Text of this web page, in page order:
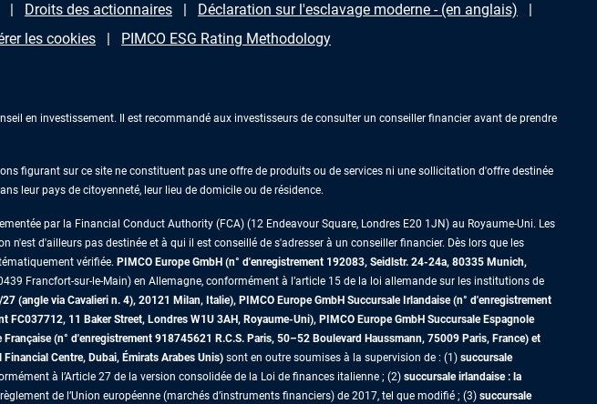
Droits des actionnaires
Déclaration sur l'esclavage moderne - (en anglais)
les cookies PIMCO ESG Rating Methodology
en investissement. Il est recommandé aux investisseurs de consulter un conseiller financier avant de prendre
figurant sur ce site ne constituent pas une offre de produits ou de services ni une sollicitation d'offre destinée
leur pays de citoyenneté, leur lieu de domicile ou de résidence.
par la Financial Conduct Authority (FCA) (12 Endeavour Square, Londres E20 1JN) au Royaume-Uni. Les
d'ailleurs pas destinée et à qui il est conseillé de s'adresser à un conseiller financier. Dès lors que les
vérifiée. PIMCO Europe GmbH (n° d'enregistrement 192083, Seidlstr. 24-24a, 80335 Munich,
Francfort-sur-le-Main) en Allemagne, conformément à l’article 15 de la loi allemande sur les institutions de
(angle via Cavalieri n. 4), 20121 Milan, Italie), PIMCO Europe GmbH Succursale Irlandaise (n° d'enregistrement
11 Baker Street, Londres W1U 3AH, Royaume-Uni), PIMCO Europe GmbH Succursale Espagnole
(n° d'enregistrement 918745621 R.C.S. Paris, 50–52 Boulevard Haussmann, 75009 Paris, France) et
Centre, Dubai, Émirats Arabes Unis) sont en outre soumises à la supervision de : (1) succursale
à l’Article 27 de la version consolidée de la Loi de finances italienne ; (2) succursale irlandaise : la
de l’Union européenne (marchés d’instruments financiers) de 2017, tel que modifié ; (3) succursale